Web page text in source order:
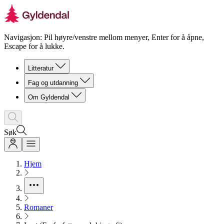
Navigasjon: Pil høyre/venstre mellom menyer, Enter for å åpne,
Escape for å lukke.
Litteratur
Fag og utdanning
Om Gyldendal
Søk
Hjem
Romaner